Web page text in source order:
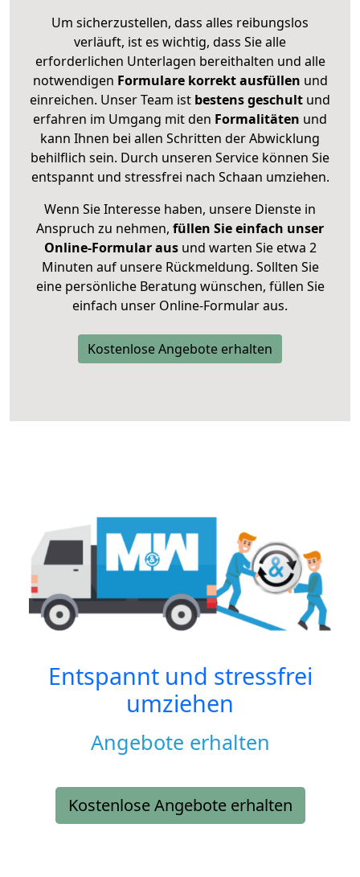
Um sicherzustellen, dass alles reibungslos
verläuft, ist es wichtig, dass Sie alle
erforderlichen Unterlagen bereithalten und alle
notwendigen Formulare korrekt ausfüllen und
einreichen. Unser Team ist bestens geschult und
erfahren im Umgang mit den Formalitäten und
kann Ihnen bei allen Schritten der Abwicklung
behilflich sein. Durch unseren Service können Sie
entspannt und stressfrei nach Schaan umziehen.
Wenn Sie Interesse haben, unsere Dienste in
Anspruch zu nehmen, füllen Sie einfach unser
Online-Formular ausund warten Sie etwa 2
Minuten auf unsere Rückmeldung. Sollten Sie
eine persönliche Beratung wünschen, füllen Sie
einfach unser Online-Formular aus.
Kostenlose Angebote erhalten
Entspannt und stressfrei
umziehen
Angebote erhalten
Kostenlose Angebote erhalten